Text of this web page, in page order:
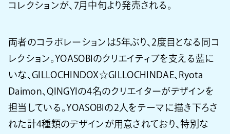
コレクションが、7月中旬より発売される。
両者のコラボレーションは5年ぶり、2度目となる同コ
レクション。YOASOBIのクリエイティブを支える藍に
いな、GILLOCHINDOX☆GILLOCHINDAE、Ryota
Daimon、QINGYIの4名のクリエイターがデザインを
担当している。YOASOBIの2人をテーマに描き下ろさ
れた計4種類のデザインが用意されており、特別な